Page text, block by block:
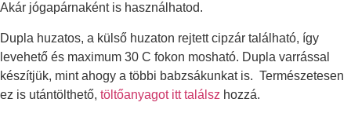
Akár jógapárnaként is használhatod.
Dupla huzatos, a külső huzaton rejtett cipzár található, így
levehető és maximum 30 C fokon mosható. Dupla varrással
készítjük, mint ahogy a többi babzsákunkat is. Természetesen
ez is utántölthető, töltőanyagot itt találsz hozzá.